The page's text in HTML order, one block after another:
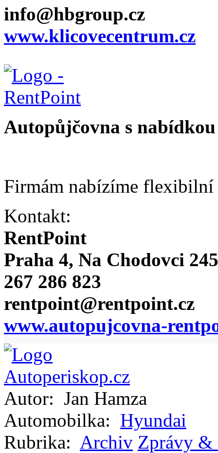
info@hbgroup.cz
www.klicovecentrum.cz
Autopůjčovna s
Firmám nabízíme flexibilní
Kontakt:
RentPoint
Praha 4, Na Chodovci
267 286 823
rentpoint@rentpoint.cz
www.autopujcovna-
Autor: Jan Hamza
Automobilka: Hyundai
Rubrika: Archiv Zprávy &